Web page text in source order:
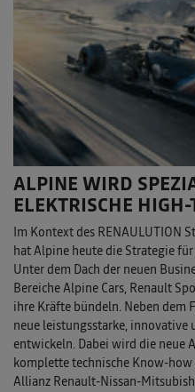
ALPINE WIRD
ELEKTRISCHE
Im Kontext des RENAULUTION
hat Alpine heute die Strategie
Unter dem Dach der neuen
Bereiche Alpine Cars, Renault
ihre Kräfte bündeln. Neben dem
neue leistungsstarke, innovative
entwickeln. Dabei wird die neue
komplette technische Know-
Allianz Renault-Nissan-